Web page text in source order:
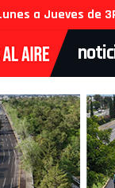
a Jueves de